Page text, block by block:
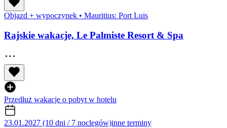
Objazd + wypoczynek • Mauritius: Port Luis
Rajskie wakacje, Le Palmiste Resort & Spa
Przedłuż wakacje o pobyt w hotelu
23.01.2027 (10 dni / 7 noclegów)inne terminy